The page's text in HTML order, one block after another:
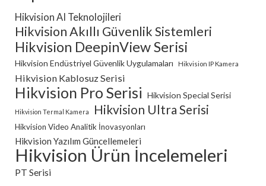
Hikvision AI Teknolojileri
Hikvision Akıllı Güvenlik Sistemleri
Hikvision DeepinView Serisi
Hikvision Endüstriyel Güvenlik Uygulamaları Hikvision IP Kamera
Hikvision Kablosuz Serisi
Hikvision Pro Serisi Hikvision Special Serisi
Hikvision Termal Kamera Hikvision Ultra Serisi
Hikvision Video Analitik İnovasyonları
Hikvision Yazılım Güncellemeleri
Hikvision Ürün İncelemeleri
PT Serisi